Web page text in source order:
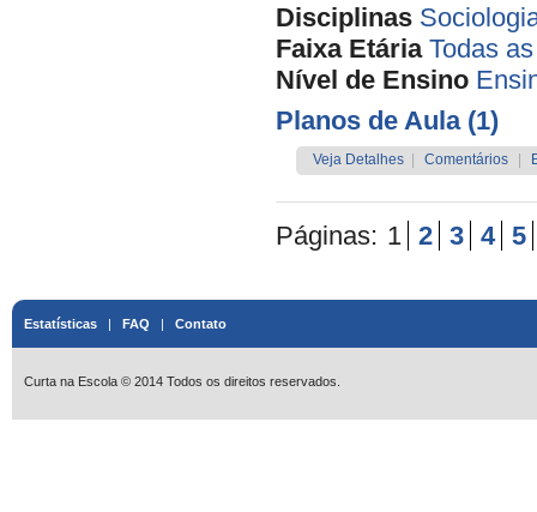
Disciplinas
Faixa Etária Todas
Nível de Ensino
Planos de Aula (1)
Veja Detalhes Comentários
Páginas: 1 2 3 4 5
Estatísticas | FAQ | Contato
Curta na Escola © 2014 Todos os direitos reservados.